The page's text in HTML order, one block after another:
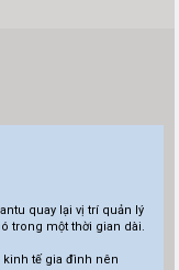
quay lại vị trí quản lý
trong một thời gian dài.
kinh tế gia đình nên